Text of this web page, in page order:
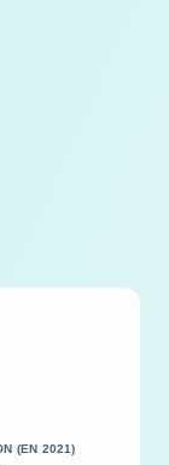
(EN 2021)